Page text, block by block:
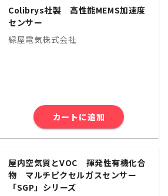
Colibrys社製 高性能MEMS加速度
センサー
緑屋電気株式会社
カートに追加
屋内空気質とVOC 揮発性有機化合
物 マルチピクセルガスセンサー
「SGP」シリーズ